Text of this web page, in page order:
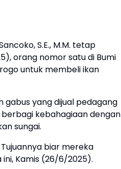
S.E., M.M. tetap
orang nomor satu di Bumi
untuk membeli ikan
gabus yang dijual pedagang
kebahagiaan dengan
sungai.
biar mereka
Kamis (26/6/2025).